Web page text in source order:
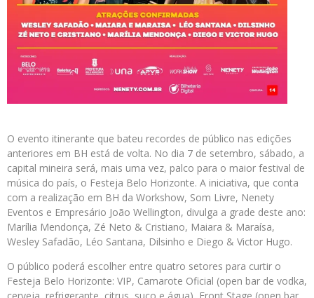
O evento itinerante que bateu recordes de público nas edições
anteriores em BH está de volta. No dia 7 de setembro, sábado, a
capital mineira será, mais uma vez, palco para o maior festival de
música do país, o Festeja Belo Horizonte. A iniciativa, que conta
com a realização em BH da Workshow, Som Livre, Nenety
Eventos e Empresário João Wellington, divulga a grade deste ano:
Marília Mendonça, Zé Neto & Cristiano, Maiara & Maraísa,
Wesley Safadão, Léo Santana, Dilsinho e Diego & Victor Hugo.
O público poderá escolher entre quatro setores para curtir o
Festeja Belo Horizonte: VIP, Camarote Oficial (open bar de vodka,